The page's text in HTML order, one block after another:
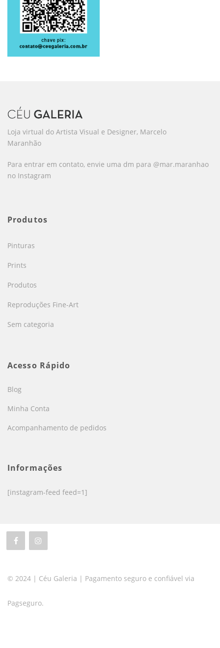
Loja virtual do Artista Visual e Designer, Marcelo
Maranhão
Para entrar em contato, envie uma dm para @mar.maranhao
no Instagram
Produtos
Pinturas
Prints
Produtos
Reproduções Fine-Art
Sem categoria
Acesso Rápido
Blog
Minha Conta
Acompanhamento de pedidos
Informações
[instagram-feed feed=1]
© 2024 | Céu Galeria | Pagamento seguro e confiável via
Pagseguro.